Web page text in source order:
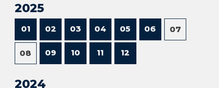
2025
01 02 03 04 05 06 07
08 09 10 11 12
2024